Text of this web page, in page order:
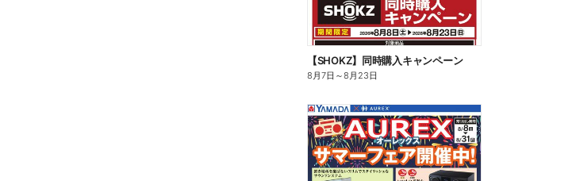
【SHOKZ】同時購入キャンペーン
8月7日 ～8月23日